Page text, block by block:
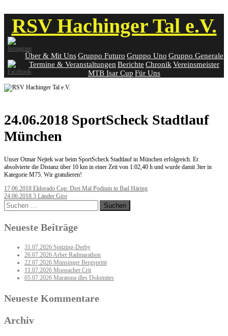
content
RSV Hachinger Tal e.V.
Über & Mit UnsGruppo Futuro Gruppo Uno Gruppo Generale
Termine & Veranstaltungen Berichte Chronik Vereinsmeister
MTB Isar Cup Für Uns
24.06.2018 SportScheck Stadtlauf
München
Unser Otmar Nejtek war beim SportScheck Stadtlauf in München erfolgreich. Er
absolvierte die Distanz über 10 km in einer Zeit von 1:02,40 h und wurde damit 3ter in
Kategorie M75. Wir gratulieren!
Post
navigation
17.06.2018 Eldorado Cup: Drei Mal Podium in Bad Häring
24.06.2018 3 Länder Giro
Suchen
nach:
Neueste Beiträge
31.07.2026 Spitzing-Derby
26.07.2026 Arber Radmarathon
22.07.2026 Münsinger Bergsprint
11.07.2026 Moosacher Crit
05.07.2026 Maratona dles Dolomites
Neueste Kommentare
Archiv